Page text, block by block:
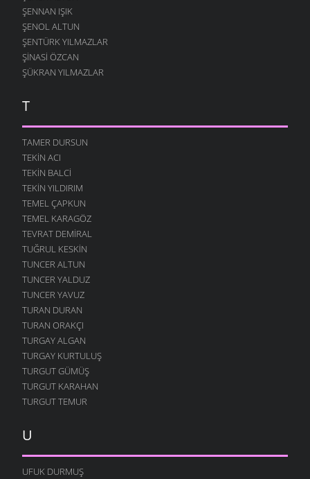
ŞENNAN IŞIK
ŞENOL ALTUN
ŞENTÜRK YILMAZLAR
ŞINASI ÖZCAN
ŞÜKRAN YILMAZLAR
T
TAMER DURSUN
TEKIN ACI
TEKIN BALCI
TEKIN YILDIRIM
TEMEL ÇAPKUN
TEMEL KARAGÖZ
TEVRAT DEMIRAL
TUĞRUL KESKIN
TUNCER ALTUN
TUNCER YALDUZ
TUNCER YAVUZ
TURAN DURAN
TURAN ORAKÇI
TURGAY ALGAN
TURGAY KURTULUŞ
TURGUT GÜMÜŞ
TURGUT KARAHAN
TURGUT TEMUR
U
UFUK DURMUŞ